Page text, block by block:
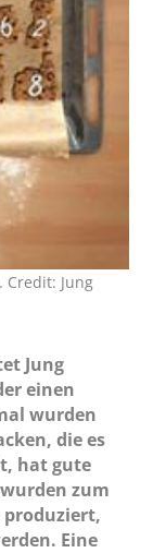
Jung
Jung
einen
wurden
die es
hat gute
zum
produziert,
Eine